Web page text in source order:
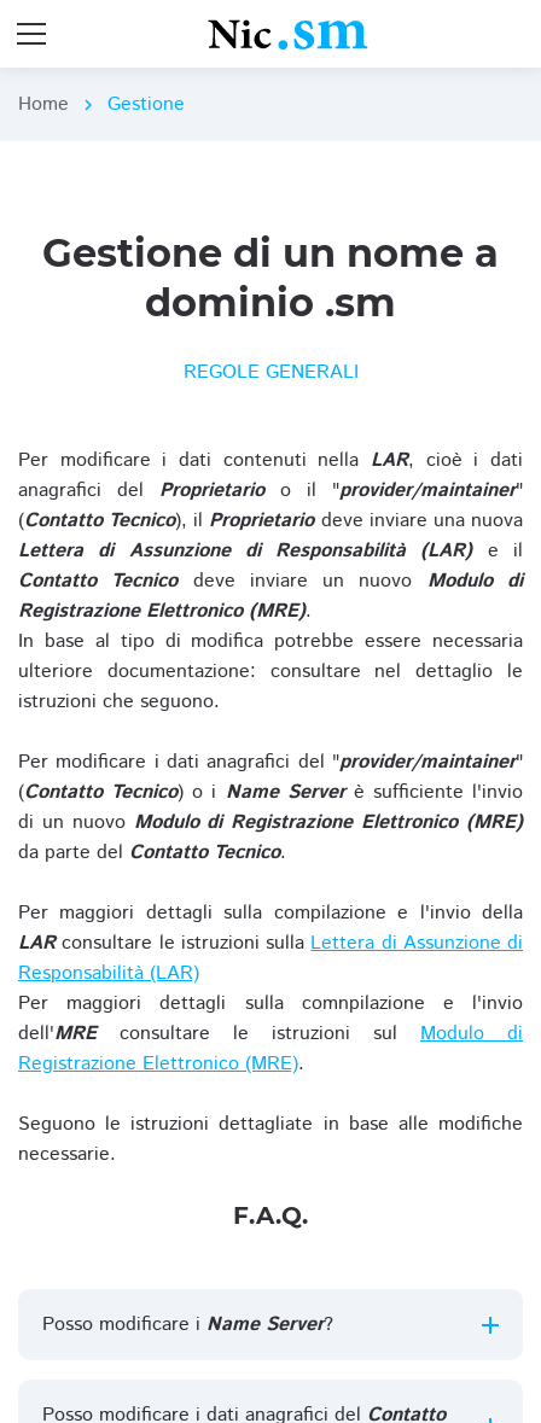
Home chevron_right Gestione
Gestione di un nome a
dominio .sm
REGOLE GENERALI
Per modificare i dati contenuti nella LAR, cioè i dati
anagrafici del Proprietarioo il "provider/maintainer"
(Contatto Tecnico), il Proprietariodeve inviare una nuova
Lettera di Assunzione di Responsabilità (LAR)e il
Contatto Tecnicodeve inviare un nuovo Modulo di
Registrazione Elettronico (MRE).
In base al tipo di modifica potrebbe essere necessaria
ulteriore documentazione: consultare nel dettaglio le
istruzioni che seguono.
Per modificare i dati anagrafici del "provider/maintainer"
(Contatto Tecnico) o i Name Serverè sufficiente l'invio
di un nuovo Modulo di Registrazione Elettronico (MRE)
da parte del Contatto Tecnico.
Per maggiori dettagli sulla compilazione e l'invio della
LARconsultare le istruzioni sullaLettera di Assunzione di
Responsabilità (LAR)
Per maggiori dettagli sulla comnpilazione e l'invio
dell'MREconsultare le istruzioni sul Modulo di
Registrazione Elettronico (MRE).
Seguono le istruzioni dettagliate in base alle modifiche
necessarie.
F.A.Q.
Posso modificare i Name Server?
Posso modificare i dati anagrafici del Contatto